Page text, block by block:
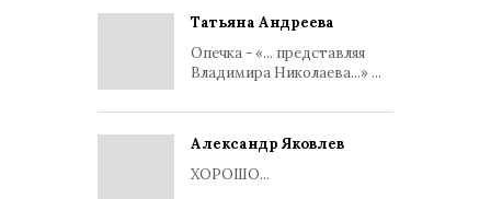
Татьяна Андреева
Опечка - «... представляя
Владимира Николаева...» ...
Александр Яковлев
ХОРОШО...